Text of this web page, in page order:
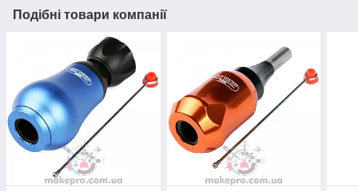
Подібні товари компанії